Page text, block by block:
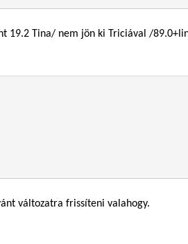
19.2 Tina/ nem jön ki Triciával /
változatra frissíteni valahogy.